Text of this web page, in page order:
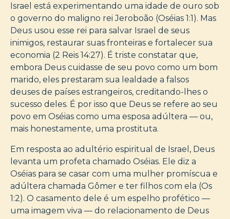
Israel está experimentando uma idade de ouro sob
o governo do maligno rei Jeroboão (Oséias 1:1). Mas
Deus usou esse rei para salvar Israel de seus
inimigos, restaurar suas fronteiras e fortalecer sua
economia (2 Reis 14:27). É triste constatar que,
embora Deus cuidasse de seu povo como um bom
marido, eles prestaram sua lealdade a falsos
deuses de países estrangeiros, creditando-lhes o
sucesso deles. É por isso que Deus se refere ao seu
povo em Oséias como uma esposa adúltera — ou,
mais honestamente, uma prostituta.
Em resposta ao adultério espiritual de Israel, Deus
levanta um profeta chamado Oséias. Ele diz a
Oséias para se casar com uma mulher promíscua e
adúltera chamada Gômer e ter filhos com ela (Os
1:2). O casamento dele é um espelho profético —
uma imagem viva — do relacionamento de Deus